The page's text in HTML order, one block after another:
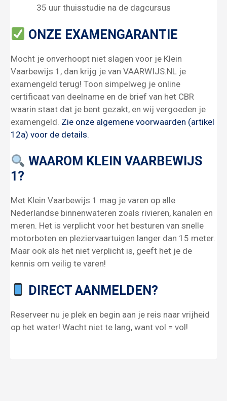
35 uur thuisstudie na de dagcursus
ONZE EXAMENGARANTIE
Mocht je onverhoopt niet slagen voor je Klein
Vaarbewijs 1, dan krijg je van VAARWIJS.NL je
examengeld terug! Toon simpelweg je online
certificaat van deelname en de brief van het CBR
waarin staat dat je bent gezakt, en wij vergoeden je
examengeld. Zie onze algemene voorwaarden (artikel
12a) voor de details.
WAAROM KLEIN VAARBEWIJS
1?
Met Klein Vaarbewijs 1 mag je varen op alle
Nederlandse binnenwateren zoals rivieren, kanalen en
meren. Het is verplicht voor het besturen van snelle
motorboten en pleziervaartuigen langer dan 15 meter.
Maar ook als het niet verplicht is, geeft het je de
kennis om veilig te varen!
DIRECT AANMELDEN?
Reserveer nu je plek en begin aan je reis naar vrijheid
op het water! Wacht niet te lang, want vol = vol!